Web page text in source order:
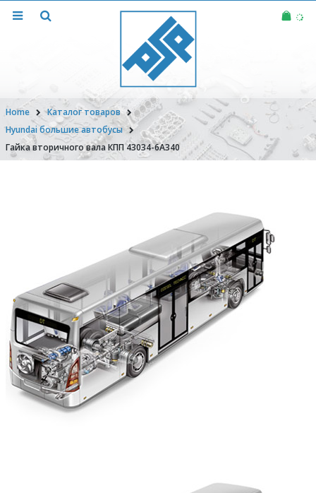
Home
Каталог товаров
Hyundai большие автобусы
Гайка вторичного вала КПП 43034-6A340